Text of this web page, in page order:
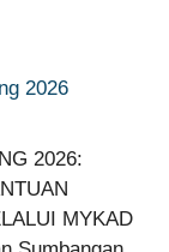
2026:
MYKAD